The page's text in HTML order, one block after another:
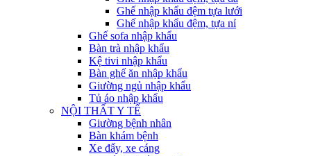
Ghế nhập khẩu đệm tựa lưới
Ghế nhập khẩu đệm, tựa nỉ
Ghế sofa nhập khẩu
Bàn trà nhập khẩu
Kệ tivi nhập khẩu
Bàn ghế ăn nhập khẩu
Giường ngủ nhập khẩu
Tủ áo nhập khẩu
NỘI THẤT Y TẾ
Giường bệnh nhân
Bàn khám bệnh
Xe đẩy, xe cáng